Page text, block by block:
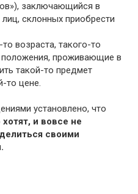
заключающийся в
склонных приобрести
возраста, такого-то
проживающие в
такой-то предмет
то цене.
установлено, что
и вовсе не
своими